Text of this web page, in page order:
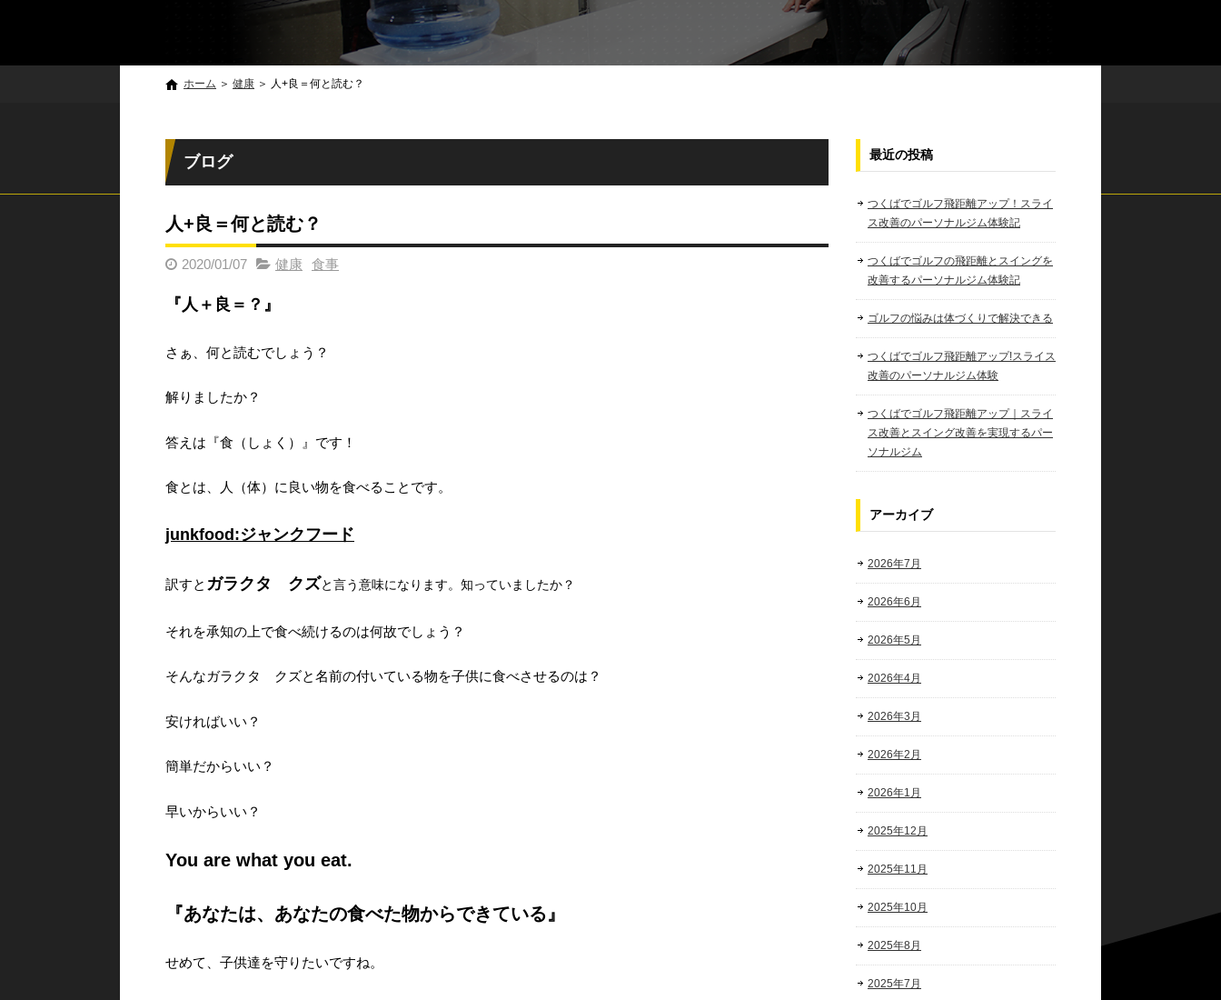
ホーム ＞ 健康 ＞ 人+良＝何と読む？
ブログ
人+良＝何と読む？
2020/01/07 健康 食事
『人＋良＝？』
さぁ、何と読むでしょう？
解りましたか？
答えは『食（しょく）』です！
食とは、人（体）に良い物を食べることです。
junkfood:ジャンクフード
訳すと ガラクタ クズと言う意味になります。知っていましたか？
それを承知の上で食べ続けるのは何故でしょう？
そんなガラクタ クズと名前の付いている物を子供に食べさせるのは？
安ければいい？
簡単だからいい？
早いからいい？
You are what you eat.
『あなたは、あなたの食べた物からできている』
せめて、子供達を守りたいですね。
最近の投稿
つくばでゴルフ飛距離アップ！スライ
ス改善のパーソナルジム体験記
つくばでゴルフの飛距離とスイングを
改善するパーソナルジム体験記
ゴルフの悩みは体づくりで解決できる
つくばでゴルフ飛距離アップ!スライス
改善のパーソナルジム体験
つくばでゴルフ飛距離アップ｜スライ
ス改善とスイング改善を実現するパー
ソナルジム
アーカイブ
2026年7月
2026年6月
2026年5月
2026年4月
2026年3月
2026年2月
2026年1月
2025年12月
2025年11月
2025年10月
2025年8月
2025年7月